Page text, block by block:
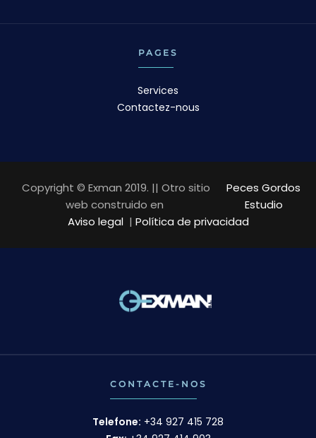
PAGES
Services
Contactez-nous
Copyright © Exman 2019. || Otro sitio
web construido en
Peces Gordos
Estudio
Aviso legal| Política de privacidad
CONTACTE-NOS
Telefone: +34 927 415 728